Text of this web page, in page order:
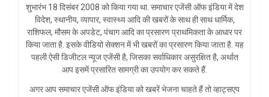
शुभारंभ 18 दिसंबर 2008 को किया गया था. समाचार एजेंसी ऑफ इंडिया में देश
विदेश, स्थानीय, व्यापार, स्वास्थ्य आदि की खबरों के साथ ही साथ धार्मिक,
राशिफल, मौसम के अपडेट, पंचाग आदि का प्रसारण प्राथमिकता के आधार पर
किया जाता है. इसके वीडियो सेक्शन में भी खबरों का प्रसारण किया जाता है. यह
पहली ऐसी डिजीटल न्यूज एजेंसी है, जिसका सर्वाधिकार असुरक्षित है, अर्थात
आप इसमें प्रसारित सामग्री का उपयोग कर सकते हैं.
अगर आप समाचार एजेंसी ऑफ इंडिया को खबरें भेजना चाहते हैं तो व्हाट्सएप